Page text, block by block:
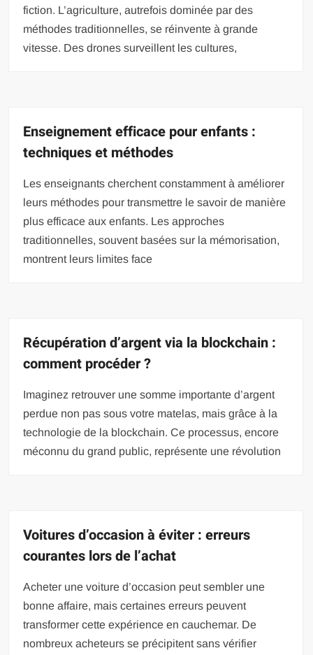
fiction. L’agriculture, autrefois dominée par des
méthodes traditionnelles, se réinvente à grande
vitesse. Des drones surveillent les cultures,
Enseignement efficace pour enfants :
techniques et méthodes
Les enseignants cherchent constamment à améliorer
leurs méthodes pour transmettre le savoir de manière
plus efficace aux enfants. Les approches
traditionnelles, souvent basées sur la mémorisation,
montrent leurs limites face
Récupération d’argent via la blockchain :
comment procéder ?
Imaginez retrouver une somme importante d’argent
perdue non pas sous votre matelas, mais grâce à la
technologie de la blockchain. Ce processus, encore
méconnu du grand public, représente une révolution
Voitures d’occasion à éviter : erreurs
courantes lors de l’achat
Acheter une voiture d’occasion peut sembler une
bonne affaire, mais certaines erreurs peuvent
transformer cette expérience en cauchemar. De
nombreux acheteurs se précipitent sans vérifier